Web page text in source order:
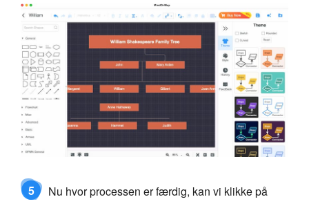
5
Nu hvor processen er færdig, kan vi klikke på